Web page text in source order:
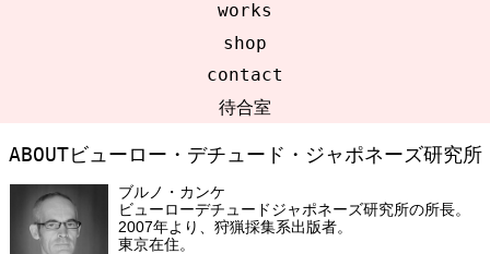
works
shop
contact
待合室
ABOUTビューロー・デチュード・ジャポネーズ研究所
ブルノ・カンケ
ビューローデチュードジャポネーズ研究所の所長。
2007年より、狩猟採集系出版者。
東京在住。